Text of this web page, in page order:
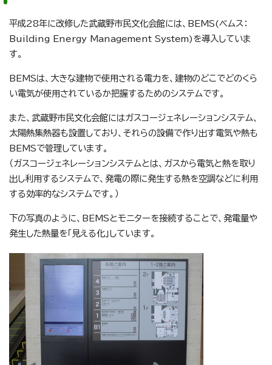
平成28年に改修した武蔵野市民文化会館には、BEMS(ベムス：
Building Energy Management System)を導入していま
す。
BEMSは、大きな建物で使用される電力を、建物のどこでどのくら
い電気が使用されているか把握するためのシステムです。
また、武蔵野市民文化会館にはガスコージェネレーションシステム、
太陽熱集熱器も設置しており、それらの設備で作り出す電気や熱も
BEMSで管理しています。
（ガスコージェネレーションシステムとは、ガスから電気と熱を取り
出し利用するシステムで、発電の際に発生する熱を空調などに利用
する効率的なシステムです。）
下の写真のように、BEMSとモニターを接続することで、発電量や
発生した熱量を「見える化」しています。